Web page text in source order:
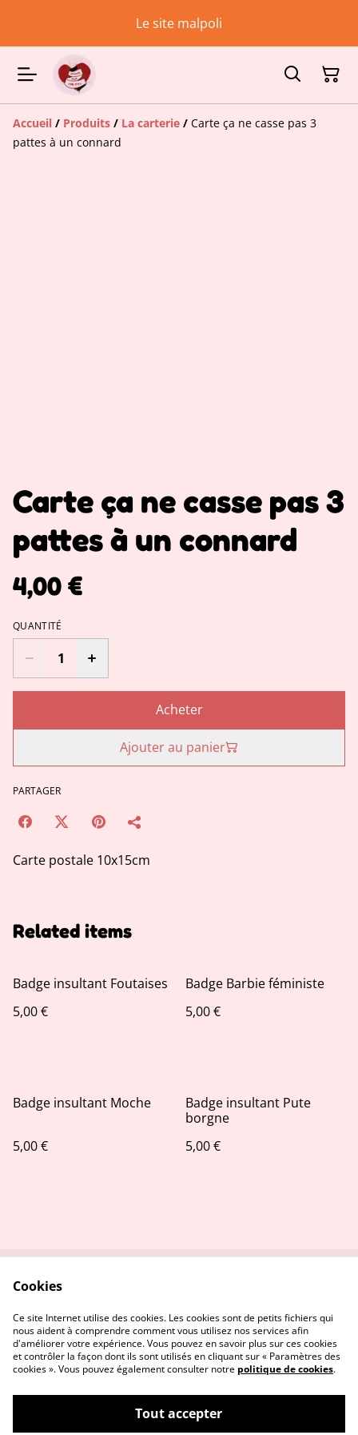
Le site malpoli
Accueil / Produits / La carterie / Carte ça ne casse pas 3
pattes à un connard
Carte ça ne casse pas 3
pattes à un connard
4,00 €
QUANTITÉ
Acheter
Ajouter au panier
PARTAGER
Carte postale 10x15cm
Related items
Badge insultant Foutaises
5,00 €
Badge Barbie féministe
5,00 €
Badge insultant Moche
5,00 €
Badge insultant Pute
borgne
5,00 €
Politique de
confidentialité
Politique de cookies
Cookies
Ce site Internet utilise des cookies. Les cookies sont de petits fichiers qui
nous aident à comprendre comment vous utilisez nos services afin
d'améliorer votre expérience. Vous pouvez en savoir plus sur ces cookies
et contrôler la façon dont ils sont utilisés en cliquant sur « Paramètres des
cookies ». Vous pouvez également consulter notre politique de cookies.
Tout accepter